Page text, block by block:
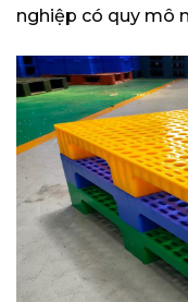
nghiệp có quy mô